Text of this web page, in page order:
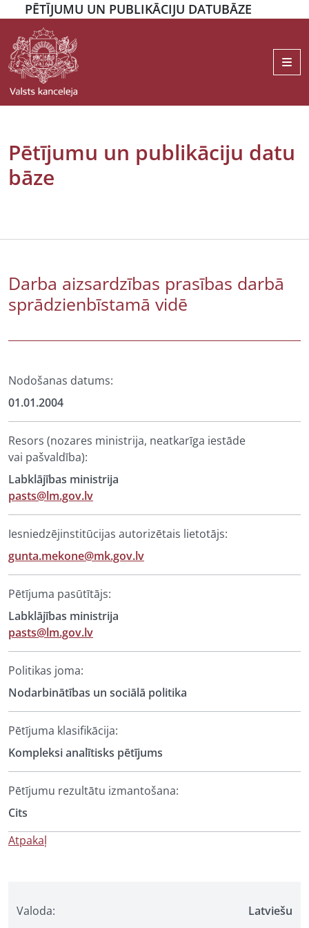
PĒTĪJUMU UN PUBLIKĀCIJU DATUBĀZE
Pētījumu un publikāciju datu
bāze
Valoda:
Latviešu
Darba aizsardzības prasības darbā
sprādzienbīstamā vidē
Nodošanas datums:
01.01.2004
Resors (nozares ministrija, neatkarīga iestāde
vai pašvaldība):
Labklājības ministrija
pasts@lm.gov.lv
Iesniedzējinstitūcijas autorizētais lietotājs:
gunta.mekone@mk.gov.lv
Pētījuma pasūtītājs:
Labklājības ministrija
pasts@lm.gov.lv
Politikas joma:
Nodarbinātības un sociālā politika
Pētījuma klasifikācija:
Kompleksi analītisks pētījums
Pētījumu rezultātu izmantošana:
Cits
Atpakaļ